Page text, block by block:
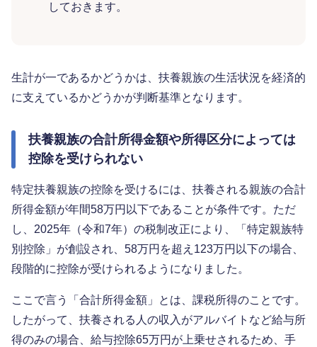
しておきます。
生計が一であるかどうかは、扶養親族の生活状況を経済的
に支えているかどうかが判断基準となります。
扶養親族の合計所得金額や所得区分によっては
控除を受けられない
特定扶養親族の控除を受けるには、扶養される親族の合計
所得金額が年間58万円以下であることが条件です。ただ
し、2025年（令和7年）の税制改正により、「特定親族特
別控除」が創設され、58万円を超え123万円以下の場合、
段階的に控除が受けられるようになりました。
ここで言う「合計所得金額」とは、課税所得のことです。
したがって、扶養される人の収入がアルバイトなど給与所
得のみの場合、給与控除65万円が上乗せされるため、手